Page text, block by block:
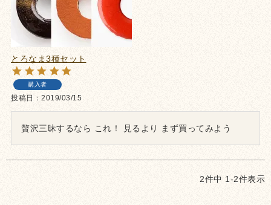
とろなま3種セット
購入者
投稿日 2019/03/15
贅沢三昧するなら これ！ 見るより まず買ってみよう
2件中 1 -2件表示